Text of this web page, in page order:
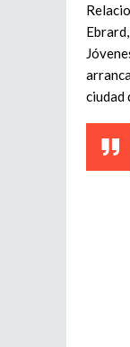
ciudad